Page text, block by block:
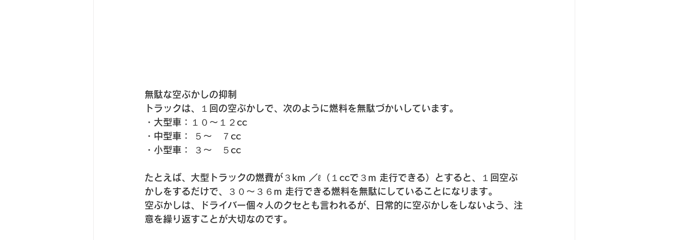
無駄な空ぶかしの抑制
トラックは、１回の空ぶかしで、次のように燃料を無駄づかいしています。
・大型車：１０〜１２cc
・中型車： ５〜　７cc
・小型車： ３〜　５cc
たとえば、大型トラックの燃費が３km ／ℓ（１ccで３m 走行できる）とすると、１回空ぶ
かしをするだけで、３０〜３６m 走行できる燃料を無駄にしていることになります。
空ぶかしは、ドライバー個々人のクセとも言われるが、日常的に空ぶかしをしないよう、注
意を繰り返すことが大切なのです。